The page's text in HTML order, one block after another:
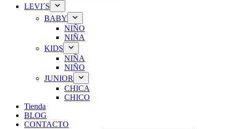
LEVI´S
BABY
NIÑO
NIÑA
KIDS
NIÑA
NIÑO
JUNIOR
CHICA
CHICO
Tienda
BLOG
CONTACTO